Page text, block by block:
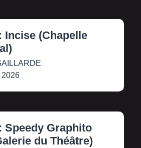
Incise (Chapelle
2026
Speedy Graphito
du Théâtre)